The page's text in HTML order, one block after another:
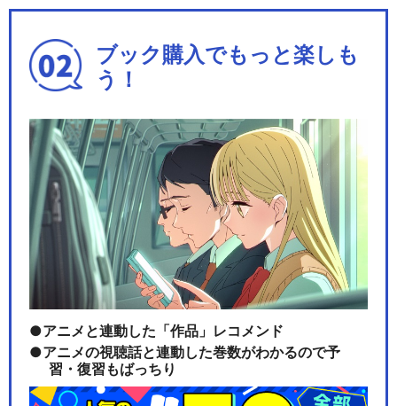
ブック購入でもっと楽しも
う！
アニメと連動した「作品」レコメンド
アニメの視聴話と連動した巻数がわかるので予
習・復習もばっちり